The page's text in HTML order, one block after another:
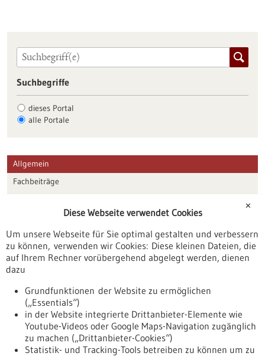
Suchbegriffe
dieses Portal
alle Portale
Allgemein
Fachbeiträge
Veranstaltungen
Erscheinungsdatum
✕
Diese Webseite verwendet Cookies
Um unsere Webseite für Sie optimal gestalten und verbessern
zu können, verwenden wir Cookies: Diese kleinen Dateien, die
auf Ihrem Rechner vorübergehend abgelegt werden, dienen
dazu
Grundfunktionen der Website zu ermöglichen
(„Essentials“)
in der Website integrierte Drittanbieter-Elemente wie
Youtube-Videos oder Google Maps-Navigation zugänglich
zu machen („Drittanbieter-Cookies“)
Statistik- und Tracking-Tools betreiben zu können um zu